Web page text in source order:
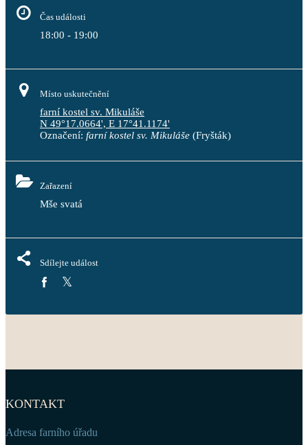
Čas události
18:00 - 19:00
Místo uskutečnění
farní kostel sv. Mikuláše
N 49°17.0664', E 17°41.1174'
Označení: farní kostel sv. Mikuláše (Fryšták)
Zařazení
Mše svatá
Sdílejte událost
KONTAKT
Adresa farního úřadu